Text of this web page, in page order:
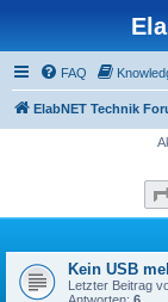
FAQ
ElabNET Technik
Kein USB
Letzter Beitrag
Antworten: 6